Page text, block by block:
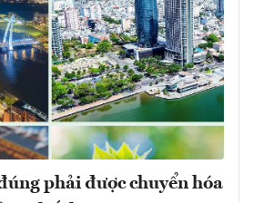
phải được chuyển hóa